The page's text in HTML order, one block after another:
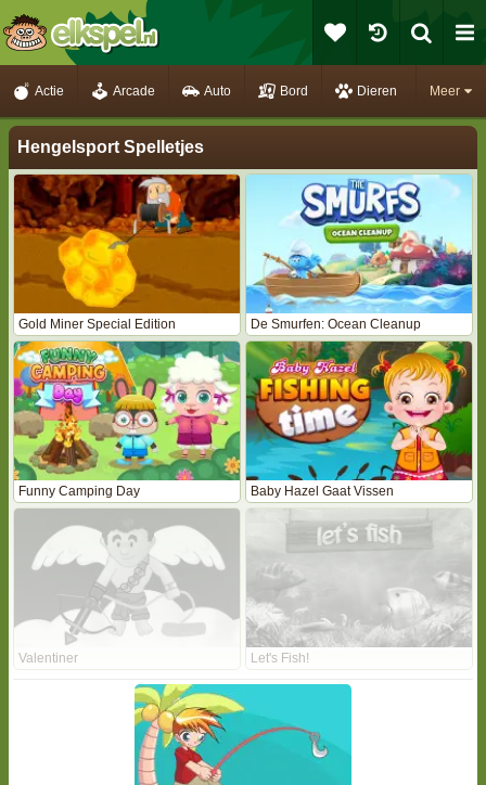
Meer
Actie Arcade Auto Bord Dieren
Hengelsport Spelletjes
Gold Miner Special Edition De Smurfen: Ocean Cleanup
Funny Camping Day Baby Hazel Gaat Vissen
Valentiner Let's Fish!